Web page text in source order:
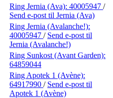
Ring Jernia (Ava): 40005947 /
Send e-post til Jernia (Ava)
Ring Jernia (Avalanche!):
40005947 / Send e-post til
Jernia (Avalanche!)
Ring Sunkost (Avant Garden):
64859044
Ring Apotek 1 (Avène):
64917990 / Send e-post til
Apotek 1 (Avène)